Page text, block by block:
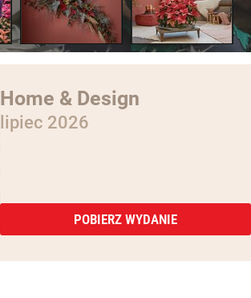
Home & Design
lipiec 2026
POBIERZ WYDANIE